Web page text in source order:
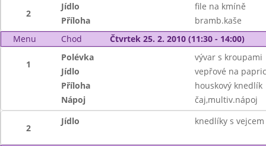
2
Jídlo
file na kmíně
Příloha
bramb.kaše
Menu
Chod Čtvrtek 25. 2. 2010 (11:30 - 14:00)
1
Polévka
vývar s kroupami
Jídlo
vepřové na
Příloha
houskový knedlík
Nápoj
čaj,multiv.nápoj
2
Jídlo knedlíky s vejcem